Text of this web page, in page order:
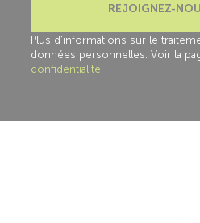
REJOIGNEZ-
Plus d'informations sur le
données personnelles. Voir la
confidentialité